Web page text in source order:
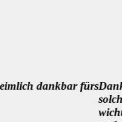
Patient*innen,